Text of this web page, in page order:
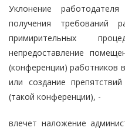
Уклонение
получения требований
примирительных
непредоставление
(конференции) работников
или создание
(такой конференции), -
влечет наложение